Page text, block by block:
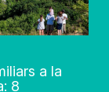
a la
8